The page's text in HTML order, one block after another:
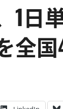
1日
全